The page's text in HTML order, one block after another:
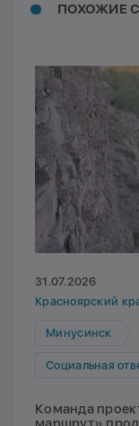
ПОХОЖИЕ
31.07.2026
Красноярский
Минусинск
Социальная
Команда